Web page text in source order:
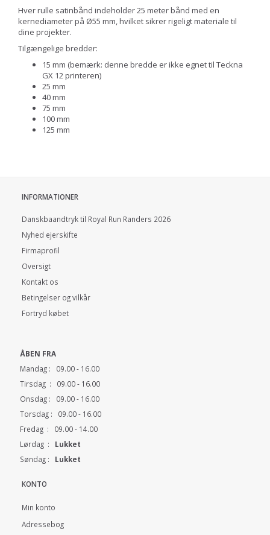
Hver rulle satinbånd indeholder 25 meter bånd med en
kernediameter på Ø55 mm, hvilket sikrer rigeligt materiale til
dine projekter.
Tilgængelige bredder:
15 mm (bemærk: denne bredde er ikke egnet til Teckna
GX 12 printeren)
25 mm
40 mm
75 mm
100 mm
125 mm
INFORMATIONER
Danskbaandtryk til Royal Run Randers 2026
Nyhed ejerskifte
Firmaprofil
Oversigt
Kontakt os
Betingelser og vilkår
Fortryd købet
ÅBEN FRA
Mandag : 09.00 - 16.00
Tirsdag : 09.00 - 16.00
Onsdag : 09.00 - 16.00
Torsdag : 09.00 - 16.00
Fredag : 09.00 - 14.00
Lørdag : Lukket
Søndag : Lukket
KONTO
Min konto
Adressebog